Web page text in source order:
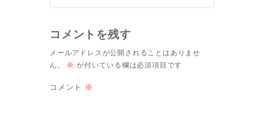
コメントを残す
メールアドレスが公開されることはありませ
ん。
※ が付いている欄は必須項目です
コメント ※